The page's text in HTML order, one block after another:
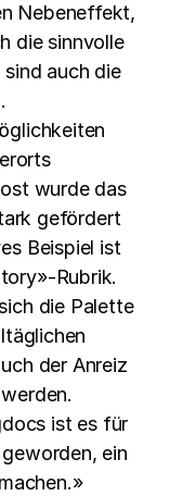
Nebeneffekt,
die sinnvolle
auch die
wurde das
gefördert
Beispiel ist
Rubrik.
die Palette
der Anreiz
ist es für
ein